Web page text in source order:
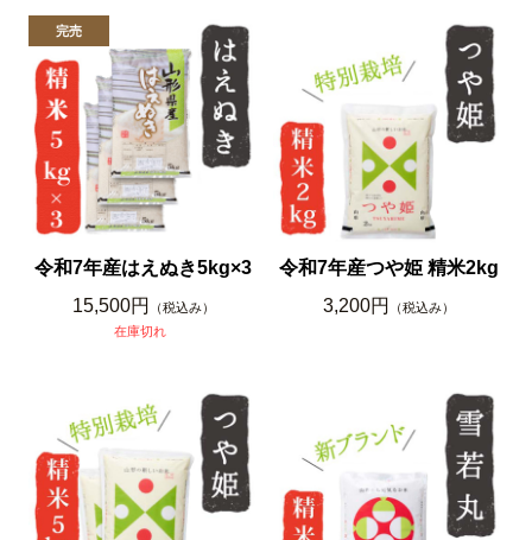
令和7年産はえぬき5kg×3
15,500円
（税込み）
在庫切れ
令和7年産つや姫 精米2kg
3,200円
（税込み）